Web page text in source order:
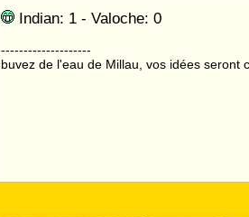
Indian: 1 - Valoche: 0
--------------------
buvez de l'eau de Millau, vos idées seront